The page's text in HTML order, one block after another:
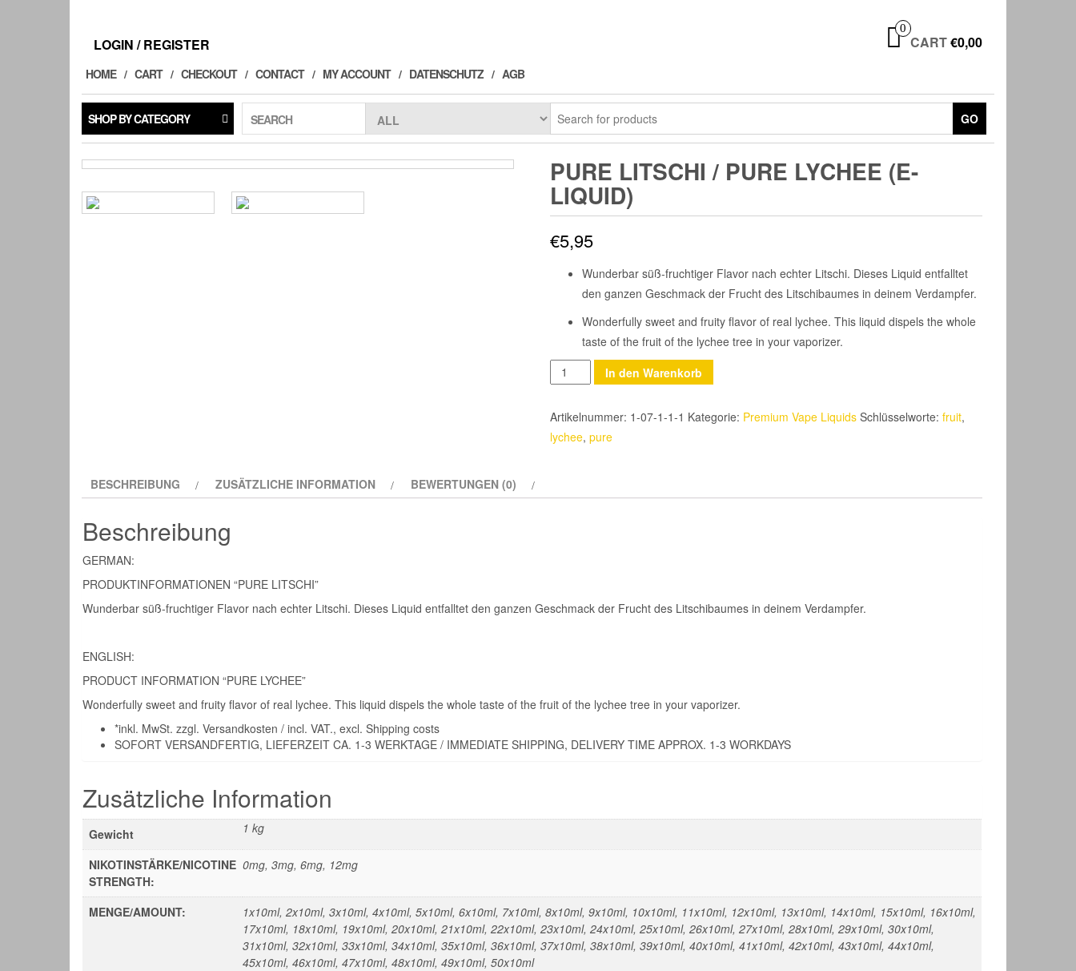
LOGIN / REGISTER
0
CART€0,00
HOME CART CHECKOUT CONTACT MY ACCOUNT DATENSCHUTZ AGB
SHOP BY CATEGORY SEARCH GO
PURE LITSCHI / PURE LYCHEE (E-
LIQUID)
€5,95
Wunderbar süß-fruchtiger Flavor nach echter Litschi. Dieses Liquid entfalltet
den ganzen Geschmack der Frucht des Litschibaumes in deinem Verdampfer.
Wonderfully sweet and fruity flavor of real lychee. This liquid dispels the whole
taste of the fruit of the lychee tree in your vaporizer.
Anzahl
In den Warenkorb
Artikelnummer: 1-07-1-1-1 Kategorie: Premium Vape Liquids Schlüsselworte: fruit,
lychee, pure
BESCHREIBUNG ZUSÄTZLICHE INFORMATION BEWERTUNGEN (0)
Beschreibung
GERMAN:
PRODUKTINFORMATIONEN “PURE LITSCHI”
Wunderbar süß-fruchtiger Flavor nach echter Litschi. Dieses Liquid entfalltet den ganzen Geschmack der Frucht des Litschibaumes in deinem Verdampfer.
ENGLISH:
PRODUCT INFORMATION “PURE LYCHEE”
Wonderfully sweet and fruity flavor of real lychee. This liquid dispels the whole taste of the fruit of the lychee tree in your vaporizer.
*inkl. MwSt. zzgl. Versandkosten / incl. VAT., excl. Shipping costs
SOFORT VERSANDFERTIG, LIEFERZEIT CA. 1-3 WERKTAGE / IMMEDIATE SHIPPING, DELIVERY TIME APPROX. 1-3 WORKDAYS
Zusätzliche Information
Gewicht 1 kg
NIKOTINSTÄRKE/NICOTINE
STRENGTH:
0mg, 3mg, 6mg, 12mg
MENGE/AMOUNT:
1x10ml, 2x10ml, 3x10ml, 4x10ml, 5x10ml, 6x10ml, 7x10ml, 8x10ml, 9x10ml, 10x10ml, 11x10ml, 12x10ml, 13x10ml, 14x10ml, 15x10ml, 16x10ml,
17x10ml, 18x10ml, 19x10ml, 20x10ml, 21x10ml, 22x10ml, 23x10ml, 24x10ml, 25x10ml, 26x10ml, 27x10ml, 28x10ml, 29x10ml, 30x10ml,
31x10ml, 32x10ml, 33x10ml, 34x10ml, 35x10ml, 36x10ml, 37x10ml, 38x10ml, 39x10ml, 40x10ml, 41x10ml, 42x10ml, 43x10ml, 44x10ml,
45x10ml, 46x10ml, 47x10ml, 48x10ml, 49x10ml, 50x10ml